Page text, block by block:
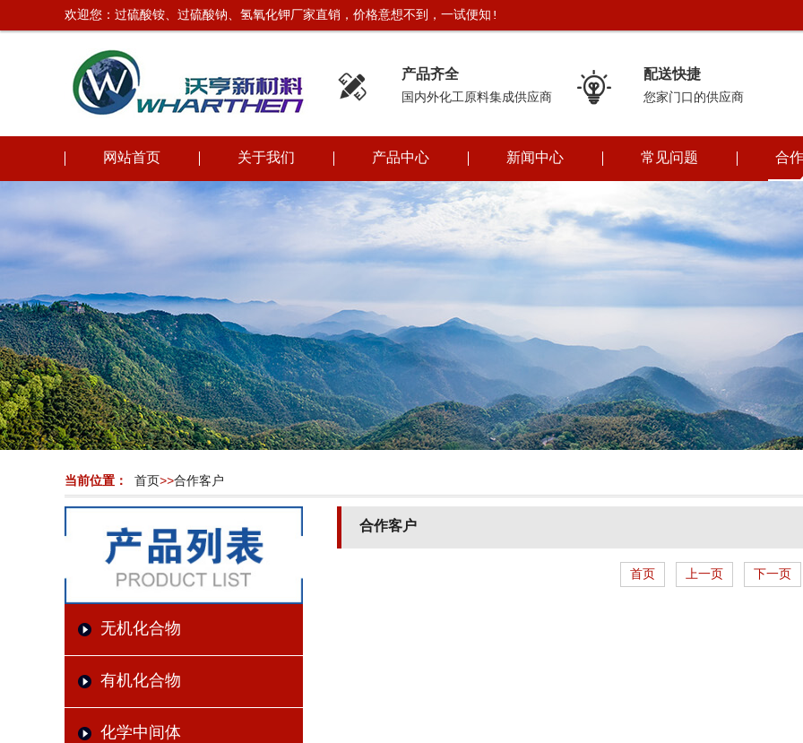
欢迎您：过硫酸铵、过硫酸钠、氢氧化钾厂家直销，价格意想不到，一试便知!
 产品齐全
国内外化工原料集成供应商  配送快捷
您家门口的供应商
网站首页 关于我们 产品中心 新闻中心 常见问题 合
当前位置： 首页>>合作客户
无机化合物
有机化合物
化学中间体
合作客户
首页 上一页 下一页